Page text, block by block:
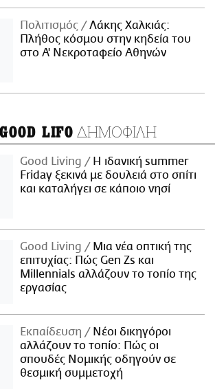
Πολιτισμός
Λάκης Χαλκιάς:
Πλήθος κόσμου στην κηδεία του
στο Α' Νεκροταφείο Αθηνών
LIFO ΔΗΜΟΦΙΛΗ
Good Living
Η ιδανική summer
Friday ξεκινά με δουλειά στο σπίτι
και καταλήγει σε κάποιο νησί
Good Living
Μια νέα οπτική της
επιτυχίας: Πώς Gen Zs και
Millennials αλλάζουν το τοπίο της
εργασίας
Εκπαίδευση
Νέοι δικηγόροι
αλλάζουν το τοπίο: Πώς οι
σπουδές Νομικής οδηγούν σε
θεσμική συμμετοχή